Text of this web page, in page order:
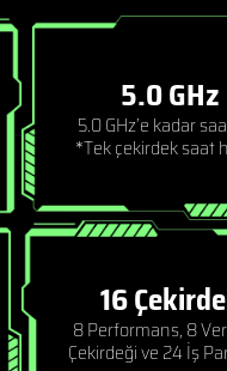
5.0 GHz
5.0 GHz’e kadar
*Tek çekirdek saat
16
8 Performans, 8
Çekirdeği ve 24 İş